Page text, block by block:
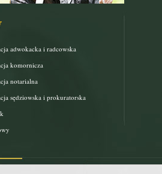
adwokacka i radcowska
komornicza
notarialna
sędziowska i prokuratorska